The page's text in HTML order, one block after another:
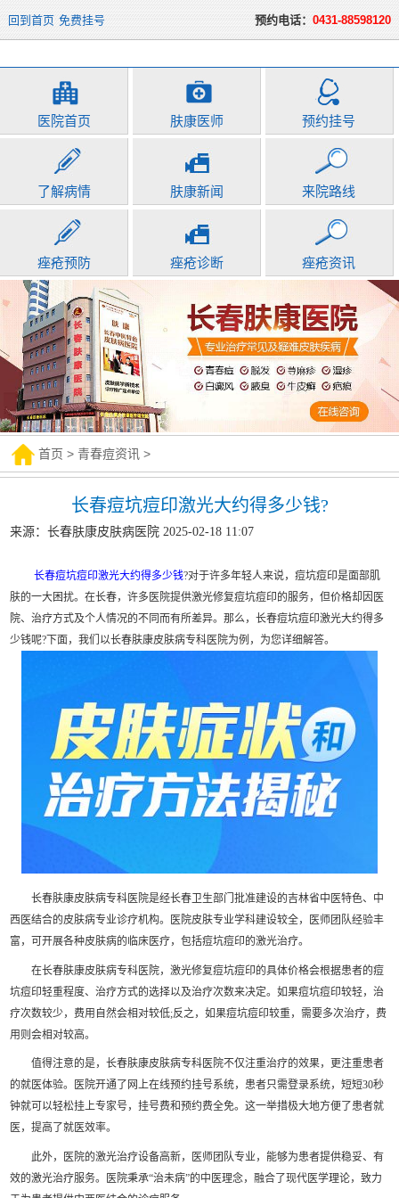
回到首页 免费挂号 预约电话：0431-88598120
医院首页 肤康医师 预约挂号
了解病情 肤康新闻 来院路线
痤疮预防 痤疮诊断 痤疮资讯
首页 >青春痘资讯 >
长春痘坑痘印激光大约得多少钱?
来源：长春肤康皮肤病医院 2025-02-18 11:07
长春痘坑痘印激光大约得多少钱?对于许多年轻人来说，痘坑痘印是面部肌
肤的一大困扰。在长春，许多医院提供激光修复痘坑痘印的服务，但价格却因医
院、治疗方式及个人情况的不同而有所差异。那么，长春痘坑痘印激光大约得多
少钱呢?下面，我们以长春肤康皮肤病专科医院为例，为您详细解答。
长春肤康皮肤病专科医院是经长春卫生部门批准建设的吉林省中医特色、中
西医结合的皮肤病专业诊疗机构。医院皮肤专业学科建设较全，医师团队经验丰
富，可开展各种皮肤病的临床医疗，包括痘坑痘印的激光治疗。
在长春肤康皮肤病专科医院，激光修复痘坑痘印的具体价格会根据患者的痘
坑痘印轻重程度、治疗方式的选择以及治疗次数来决定。如果痘坑痘印较轻，治
疗次数较少，费用自然会相对较低;反之，如果痘坑痘印较重，需要多次治疗，费
用则会相对较高。
值得注意的是，长春肤康皮肤病专科医院不仅注重治疗的效果，更注重患者
的就医体验。医院开通了网上在线预约挂号系统，患者只需登录系统，短短30秒
钟就可以轻松挂上专家号，挂号费和预约费全免。这一举措极大地方便了患者就
医，提高了就医效率。
此外，医院的激光治疗设备高新，医师团队专业，能够为患者提供稳妥、有
效的激光治疗服务。医院秉承“治未病”的中医理念，融合了现代医学理论，致力